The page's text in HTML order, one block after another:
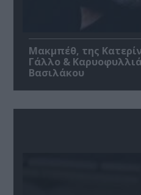
Μακμπέθ, της
Γάλλο &
Βασιλάκου